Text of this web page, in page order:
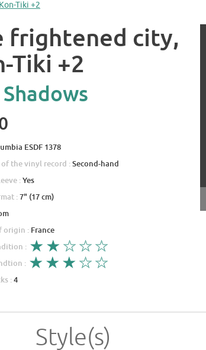
Tiki +2
frightened city,
Tiki +2
ESDF 1378
the vinyl record :Second-hand
:Yes
:7" (17 cm)
origin : France
:
:
:4
Style(s)